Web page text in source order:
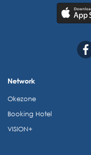
Network
Okezone
Booking Hotel
VISION+